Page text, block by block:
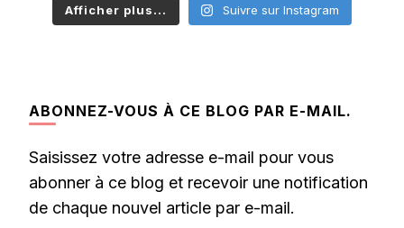
Afficher plus... Suivre sur Instagram
ABONNEZ-VOUS À CE BLOG PAR E-MAIL.
Saisissez votre adresse e-mail pour vous
abonner à ce blog et recevoir une notification
de chaque nouvel article par e-mail.